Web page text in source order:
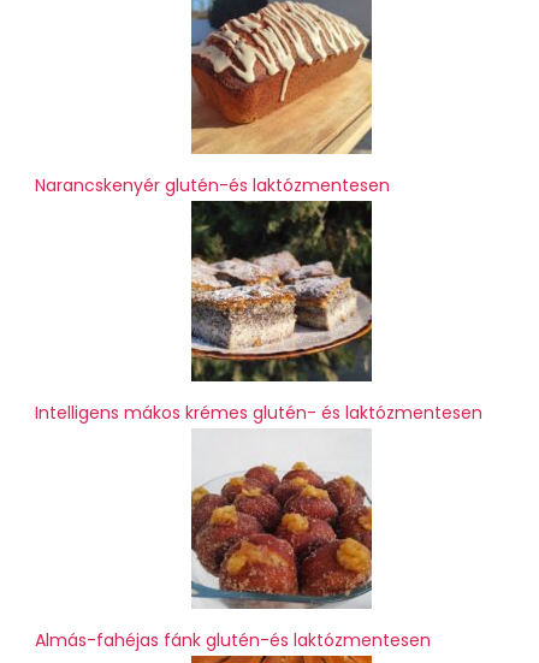
Narancskenyér glutén-és laktózmentesen
Intelligens mákos krémes glutén- és laktózmentesen
Almás-fahéjas fánk glutén-és laktózmentesen